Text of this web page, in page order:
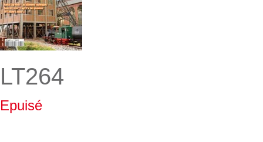
LT264
Epuisé